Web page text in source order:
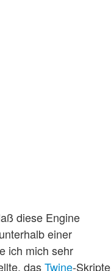
diese Engine
einer
ich mich sehr
dasTwine-Skripte